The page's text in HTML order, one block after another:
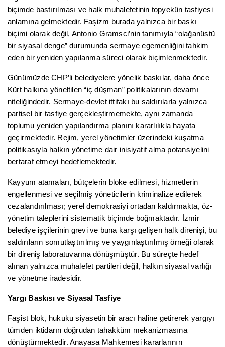
biçimde bastırılması ve halk muhalefetinin topyekûn tasfiyesi
anlamına gelmektedir. Faşizm burada yalnızca bir baskı
biçimi olarak değil, Antonio Gramsci’nin tanımıyla “olağanüstü
bir siyasal denge” durumunda sermaye egemenliğini tahkim
eden bir yeniden yapılanma süreci olarak biçimlenmektedir.
Günümüzde CHP’li belediyelere yönelik baskılar, daha önce
Kürt halkına yöneltilen “iç düşman” politikalarının devamı
niteliğindedir. Sermaye-devlet ittifakı bu saldırılarla yalnızca
partisel bir tasfiye gerçekleştirmemekte, aynı zamanda
toplumu yeniden yapılandırma planını kararlılıkla hayata
geçirmektedir. Rejim, yerel yönetimler üzerindeki kuşatma
politikasıyla halkın yönetime dair inisiyatif alma potansiyelini
bertaraf etmeyi hedeflemektedir.
Kayyum atamaları, bütçelerin bloke edilmesi, hizmetlerin
engellenmesi ve seçilmiş yöneticilerin kriminalize edilerek
cezalandırılması; yerel demokrasiyi ortadan kaldırmakta, öz-
yönetim taleplerini sistematik biçimde boğmaktadır. İzmir
belediye işçilerinin grevi ve buna karşı gelişen halk direnişi, bu
saldırıların somutlaştırılmış ve yaygınlaştırılmış örneği olarak
bir direniş laboratuvarına dönüşmüştür. Bu süreçte hedef
alınan yalnızca muhalefet partileri değil, halkın siyasal varlığı
ve yönetme iradesidir.
Yargı Baskısı ve Siyasal Tasfiye
Faşist blok, hukuku siyasetin bir aracı haline getirerek yargıyı
tümden iktidarın doğrudan tahakküm mekanizmasına
dönüştürmektedir. Anayasa Mahkemesi kararlarının